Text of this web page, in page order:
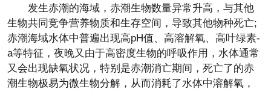
发生赤潮的海域，赤潮生物数量异常升高，与其他
生物共同竞争营养物质和生存空间，导致其他物种死亡;
赤潮海域水体中普遍出现高pH值、高溶解氧、高叶绿素-
a等特征，夜晚又由于高密度生物的呼吸作用，水体通常
又会出现缺氧状况，特别是赤潮消亡期间，死亡了的赤
潮生物极易为微生物分解，从而消耗了水体中溶解氧，